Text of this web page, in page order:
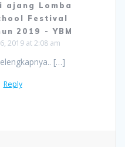
ajang Lomba
Festival
2019 - YBM
2019 at 2:08 am
[…]
Reply